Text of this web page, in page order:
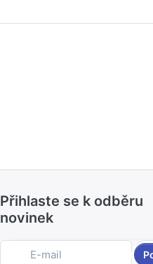
Přihlaste se k odběru
novinek